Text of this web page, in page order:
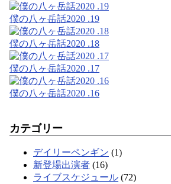
僕の八ヶ岳話2020 .19
僕の八ヶ岳話2020 .18
僕の八ヶ岳話2020 .17
僕の八ヶ岳話2020 .16
カテゴリー
デイリーペンギン (1)
新登場出演者 (16)
ライブスケジュール (72)